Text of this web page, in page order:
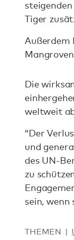
Tiger
Außerdem
Die
weltweit
“Der
und
des UN-
zu
sein, wenn
THEMEN